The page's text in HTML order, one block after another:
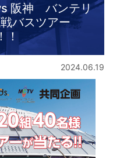
阪神 バンテリ
戦バスツアー
2024.06.19